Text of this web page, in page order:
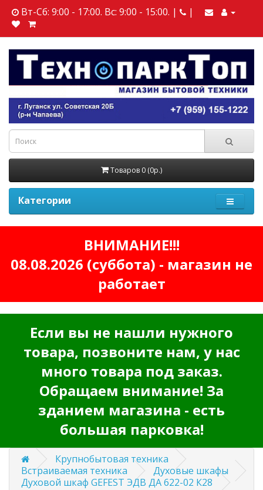
Вт-Сб: 9:00 - 17:00. Вс: 9:00 - 15:00. | |
Товаров 0 (0р.)
Категории
ВНИМАНИЕ!!!
08.08.2026 (суббота) - магазин не
работает
Если вы не нашли нужного
товара, позвоните нам, у нас
много товара под заказ.
Обращаем внимание! За
зданием магазина - есть
большая парковка!
Крупнобытовая техника
Встраиваемая техника
Духовые шкафы
Духовой шкаф GEFEST ЭДВ ДА 622-02 К28